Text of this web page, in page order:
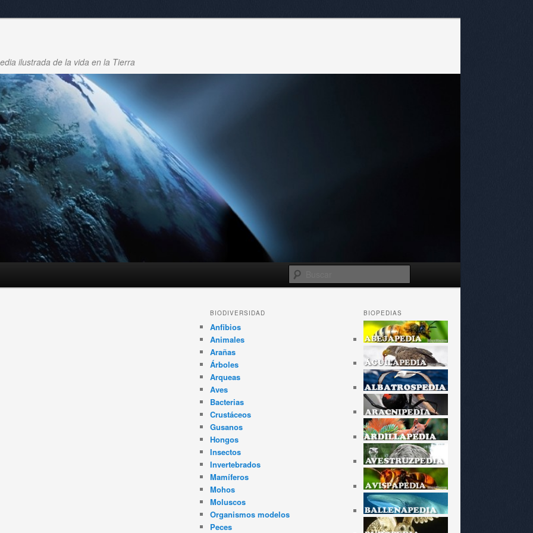
ilustrada de la vida en la Tierra
Navegador
de
artículos
BIOPEDIAS
BIODIVERSIDAD
Anfibios
Animales
Arañas
Árboles
Arqueas
Aves
Bacterias
Crustáceos
Gusanos
Hongos
Insectos
Invertebrados
Mamíferos
Mohos
Moluscos
Organismos modelos
Peces